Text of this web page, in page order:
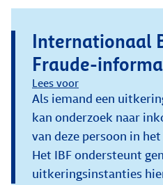
Internationaal
Fraude-
Lees voor
Als iemand een
kan onderzoek naar
van deze persoon in
Het IBF ondersteunt
uitkeringsinstanties